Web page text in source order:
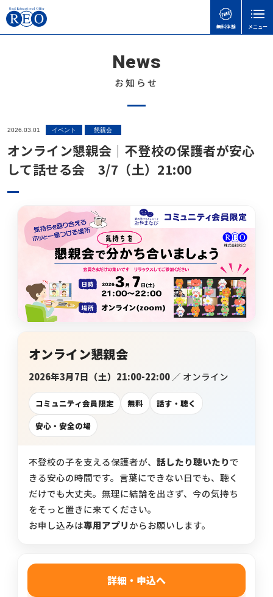
無料体験 メニュー
サポート内容
本人向け
会社概要
お問い合わせ
プライバシーポリシー
未分類
イベント
相談会
懇親会
活動報告
045-444-2540
News
お知らせ
2026.03.01 イベント 懇親会
オンライン懇親会｜不登校の保護者が安心
して話せる会 3/7（土）21:00
オンライン懇親会
2026年3月7日（土）21:00-22:00／ オンライン
コミュニティ会員限定 無料
話す・聴く
安心・安全の場
不登校の子を支える保護者が、 話したり聴いたりで
きる安心の時間です。言葉にできない日でも、聴く
だけでも大丈夫。無理に結論を出さず、今の気持ち
をそっと置きに来てください。
お申し込みは専用アプリからお願いします。
詳細・申込へ
子どもの接し方で
検 索
言い過ぎた後に親ができること
不登校の子どもに進路の話はいつする？親が知って
おきたい切り出し方と関わり方
不登校の子どもへの関わり方で気をつけたいこと｜
親がやりがちなNG行動とは
子どもの不登校を前向きに｜休むことの意味と親が
できる支え方
不登校でゲームをやりすぎても大丈夫？
不登校の子どもへの話しかけ方に悩む親へ｜学校の
「なぜ」の位置を変えると、不登校の見え方が変わ
る
えた場所、自分自身の価値観が大きく変わりました
潰され不登校に
学習面・進路面で
検 索
える学校の特徴を解説
不登校でも合格可能！高卒認定試験 公共の勉強法
令和8年度から「情報」が必修に｜高卒認定試験の
変更点と不登校生への影響をわかりやすく解説
【埼玉県版】不登校からの高校受験ガイド｜令和8
年度入試対応
高卒認定の物理基礎が不安な方へ｜出題範囲と勉強
の進め方
ー入試・チャレンジスクール・通信制
横浜の学びの多様化学校「横浜きりん学園」とは？
不登校の子どもの新しい学びの場
不登校でも合格を目指せる！高卒認定試験【国語
編】
【千葉県版】不登校からの高校受験ガイド｜令和8
年度入試で確認したい配慮制度
もっと見る
親御さんのお悩みで
検 索
不登校のこどもの味方！自治体ごとの教育支援セン
ターの実際と活用事例
の子どもの“空白期間”について
不登校の子どもに進路の話はいつする？親が知って
おきたい切り出し方と関わり方
立派な親でなくていい｜不登校の子どもを持つ親が
つらいときの心の整え方
それぞれの才能
不登校支援の基盤「教育機会確保法」ってどんな法
律？
「なぜ」の位置を変えると、不登校の見え方が変わ
る
【保護者さまインタビュー】REOはやっと巡り会
えた場所、自分自身の価値観が大きく変わりました
もっと見る